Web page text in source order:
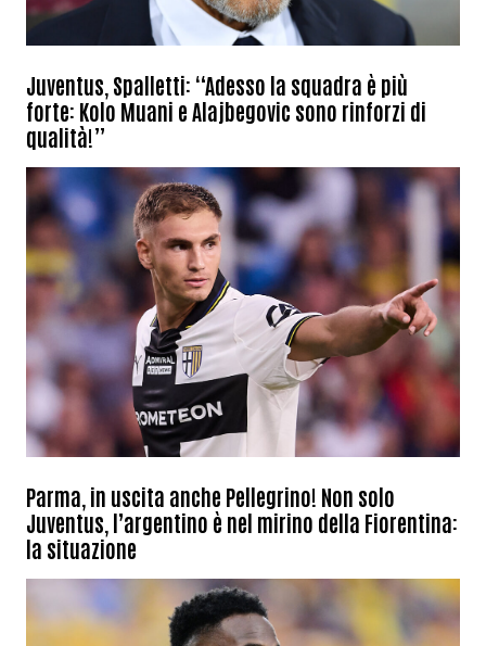
Juventus, Spalletti: “Adesso la squadra è più
forte: Kolo Muani e Alajbegovic sono rinforzi di
qualità!”
Parma, in uscita anche Pellegrino! Non solo
Juventus, l’argentino è nel mirino della Fiorentina:
la situazione